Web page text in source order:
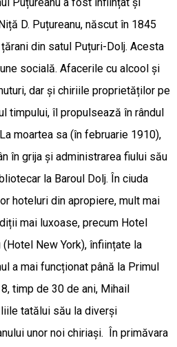
D. Puțureanu, născut în 1845
din satul Puțuri-Dolj. Acesta
socială. Afacerile cu alcool și
dar și chiriile proprietăților pe
timpului, îl propulsează în rândul
moartea sa (în februarie 1910),
în grija și administrarea fiului său
la Baroul Dolj. În ciuda
hoteluri din apropiere, mult mai
mai luxoase, precum Hotel
New York), înființate la
a mai funcționat până la Primul
timp de 30 de ani, Mihail
tatălui său la diverși
unor noi chiriași. În primăvara